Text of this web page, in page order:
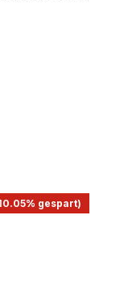
gespart)